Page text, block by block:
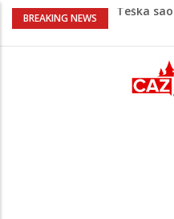
BREAKING NEWS
Teška
život u
Na Ahiret
REDŽEP